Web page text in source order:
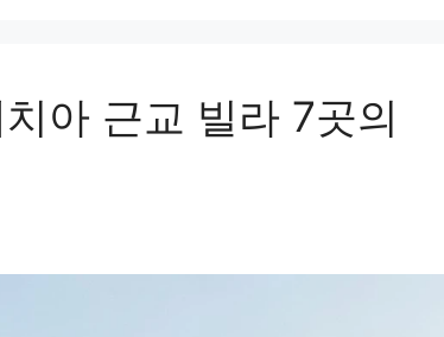
아 근교 빌라 7곳의